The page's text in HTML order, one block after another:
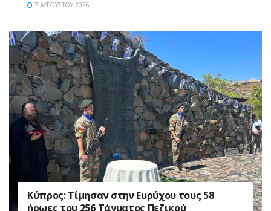
7 ΑΥΓΟΎΣΤΟΥ 2026
Κύπρος: Τίμησαν στην Ευρύχου τους 58
ήρωες του 256 Τάγματος Πεζικού